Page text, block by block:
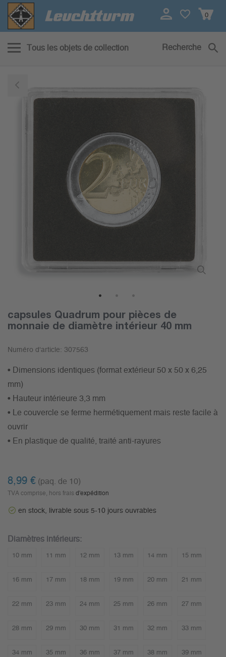
0
Tous les objets de collection Recherche
capsules Quadrum pour pièces de
monnaie de diamètre intérieur 40 mm
Numéro d'article: 307563
• Dimensions identiques (format extérieur 50 x 50 x 6,25
mm)
• Hauteur intérieure 3,3 mm
• Le couvercle se ferme hermétiquement mais reste facile à
ouvrir
• En plastique de qualité, traité anti-rayures
8,99 € (paq. de 10)
TVA comprise, hors frais d'expédition
en stock, livrable sous 5-10 jours ouvrables
Diamètres intérieurs:
10 mm 11 mm 12 mm 13 mm 14 mm 15 mm
16 mm 17 mm 18 mm 19 mm 20 mm 21 mm
22 mm 23 mm 24 mm 25 mm 26 mm 27 mm
28 mm 29 mm 30 mm 31 mm 32 mm 33 mm
34 mm 35 mm 36 mm 37 mm 38 mm 39 mm